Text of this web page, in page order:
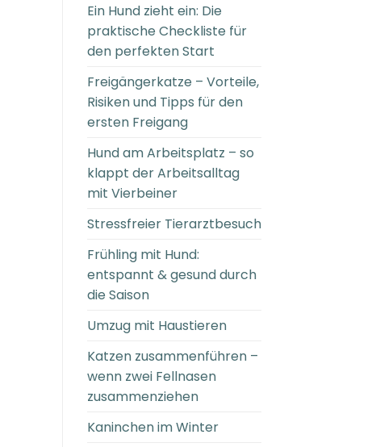
Ein Hund zieht ein: Die
praktische Checkliste für
den perfekten Start
Freigängerkatze – Vorteile,
Risiken und Tipps für den
ersten Freigang
Hund am Arbeitsplatz – so
klappt der Arbeitsalltag
mit Vierbeiner
Stressfreier Tierarztbesuch
Frühling mit Hund:
entspannt & gesund durch
die Saison
Umzug mit Haustieren
Katzen zusammenführen –
wenn zwei Fellnasen
zusammenziehen
Kaninchen im Winter